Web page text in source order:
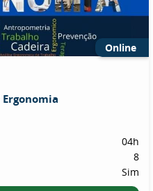
Online
Ergonomia
04h
8
Sim